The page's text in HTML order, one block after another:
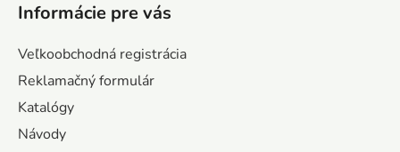
Informácie pre vás
Veľkoobchodná registrácia
Reklamačný formulár
Katalógy
Návody